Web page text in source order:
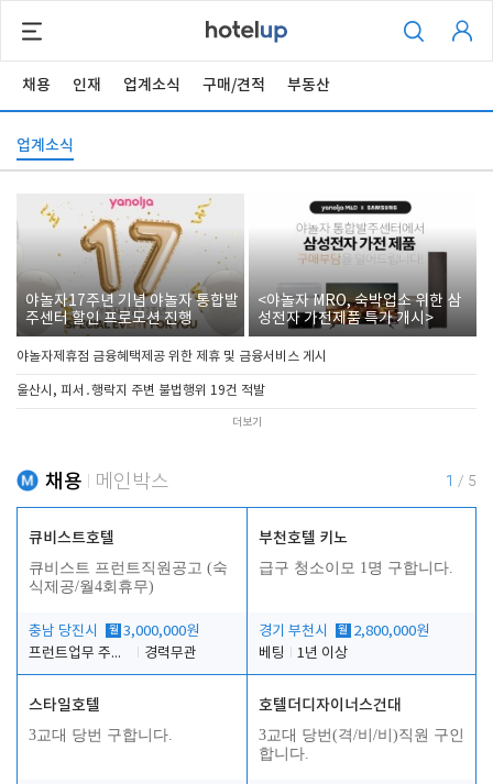
채용 인재 업계소식 구매/견적 부동산
업계소식
야놀자17주년 기념 야놀자 통합발
주센터 할인 프로모션 진행
<야놀자 MRO, 숙박업소 위한 삼
성전자 가전제품 특가 개시>
야놀자제휴점 금융혜택제공 위한 제휴 및 금융서비스 게시
울산시, 피서․행락지 주변 불법행위 19건 적발
더보기
채용 메인박스 1 / 5
큐비스트호텔
큐비스트 프런트직원공고 (숙
식제공/월4회휴무)
충남 당진시 월 3,000,000원
프런트업무 주간, 야간
경력무관
부천호텔 키노
급구 청소이모 1명 구합니다.
경기 부천시 월 2,800,000원
베팅
1년 이상
스타일호텔
3교대 당번 구합니다.
호텔더디자이너스건대
3교대 당번(격/비/비)직원 구인
합니다.